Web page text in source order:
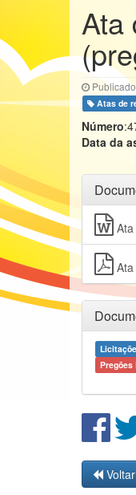
Ata
Atas de
Número
Data da
Voltar